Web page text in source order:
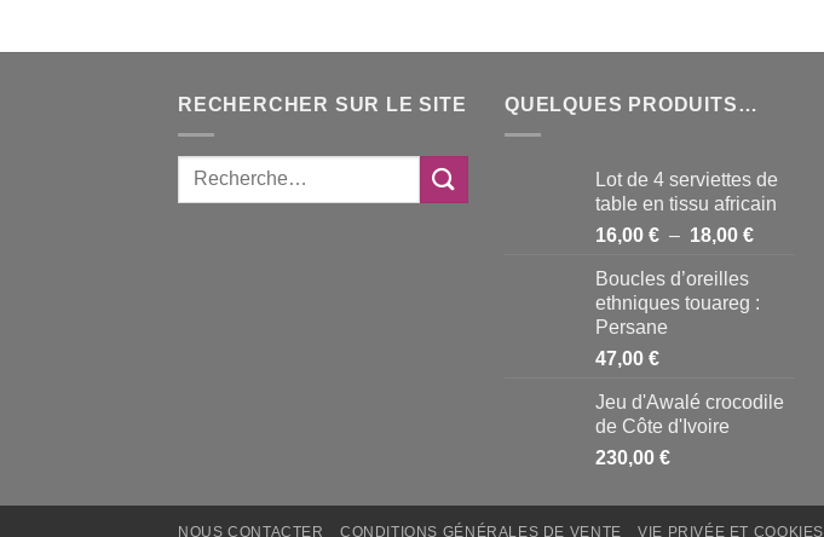
RECHERCHER SUR LE SITE QUELQUES PRODUITS…
Lot de 4 serviettes de
table en tissu africain
16,00 € – 18,00 €Plage
16,00 €
Boucles d’oreilles
ethniques touareg :
Persane
47,00 €
Jeu d'Awalé crocodile
de Côte d'Ivoire
230,00 €
NOUS CONTACTER CONDITIONS GÉNÉRALES DE VENTE VIE PRIVÉE ET COOKIES